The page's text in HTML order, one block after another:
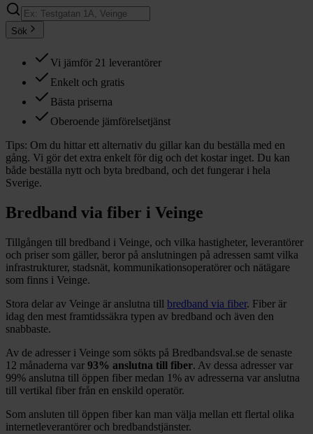
Sök
Vi jämför 21 leverantörer
Enkelt och gratis
Bästa priserna
Oberoende jämförelsetjänst
Tips: Om du hittar ett alternativ du gillar kan du beställa med en
gång. Vi gör det extra enkelt för dig och det kostar inget. Du kan
både beställa nytt och byta bredband, och det fungerar i hela
Sverige.
Bredband via fiber i Veinge
Tillgången till bredband i Veinge, och vilka hastigheter, leverantörer
och priser som gäller, beror på anslutningen på adressen samt vilka
infrastrukturer, stadsnät, kommunikationsoperatörer och nätägare
som finns i Veinge.
Stora delar av Veinge är anslutna till bredband via fiber. Fiber är
idag den mest framtidssäkra typen av bredband och även den
snabbaste.
Av de adresser i Veinge som sökts på Bredbandsval.se de senaste
12 månaderna var 93% anslutna till fiber. Av dessa adresser var
99% anslutna till öppen fiber medan 1% av adresserna var anslutna
till vertikal fiber från en enskild operatör.
Som ansluten till öppen fiber kan man välja mellan ett flertal olika
internetleverantörer och bredbandstjänster.